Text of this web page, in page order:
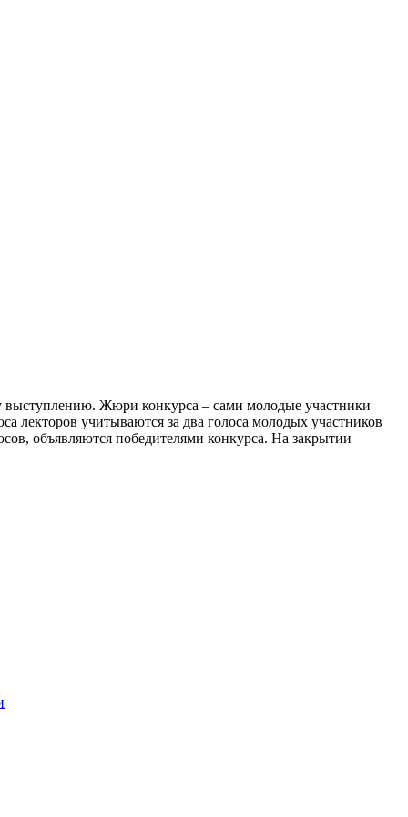
выступлению. Жюри конкурса – сами молодые участники
лекторов учитываются за два голоса молодых участников
объявляются победителями конкурса. На закрытии